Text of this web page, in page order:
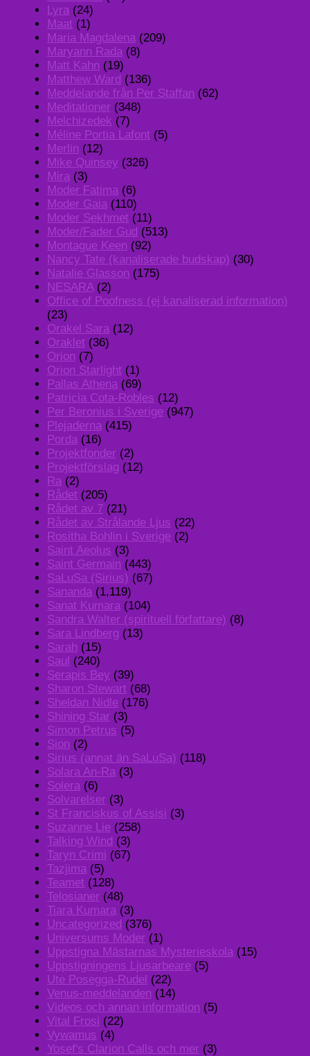
Lyra (24)
Maat (1)
Maria Magdalena (209)
Maryann Rada (8)
Matt Kahn (19)
Matthew Ward (136)
Meddelande från Per Staffan (62)
Meditationer (348)
Melchizedek (7)
Méline Portia Lafont (5)
Merlin (12)
Mike Quinsey (326)
Mira (3)
Moder Fatima (6)
Moder Gaia (110)
Moder Sekhmet (11)
Moder/Fader Gud (513)
Montague Keen (92)
Nancy Tate (kanaliserade budskap) (30)
Natalie Glasson (175)
NESARA(2)
Office of Poofness (ej kanaliserad information)
(23)
Orakel Sara (12)
Oraklet (36)
Orion (7)
Orion Starlight (1)
Pallas Athena (69)
Patricia Cota-Robles (12)
Per Beronius i Sverige (947)
Plejaderna (415)
Porda (16)
Projektfonder (2)
Projektförslag (12)
Ra (2)
Rådet (205)
Rådet av 7 (21)
Rådet av Strålande Ljus (22)
Rositha Bohlin i Sverige (2)
Saint Aeolus (3)
Saint Germain (443)
SaLuSa (Sirius) (67)
Sananda (1,119)
Sanat Kumara (104)
Sandra Walter (spirituell författare) (8)
Sara Lindberg (13)
Sarah (15)
Saul (240)
Serapis Bey (39)
Sharon Stewart (68)
Sheldan Nidle (176)
Shining Star (3)
Simon Petrus (5)
Sion (2)
Sirius (annat än SaLuSa) (118)
Solara An-Ra (3)
Solera (6)
Solvarelser (3)
St Franciskus of Assisi (3)
Suzanne Lie (258)
Talking Wind (3)
Taryn Crimi (67)
Tazjima (5)
Teamet (128)
Telosianer (48)
Tiara Kumara (3)
Uncategorized (376)
Universums Moder (1)
Uppstigna Mästarnas Mysterieskola (15)
Uppstigningens Ljusarbeare (5)
Ute Posegga-Rudel (22)
Venus-meddelanden (14)
Videos och annan information (5)
Vital Frosi (22)
Vywamus (4)
Yosef's Clarion Calls och mer (3)